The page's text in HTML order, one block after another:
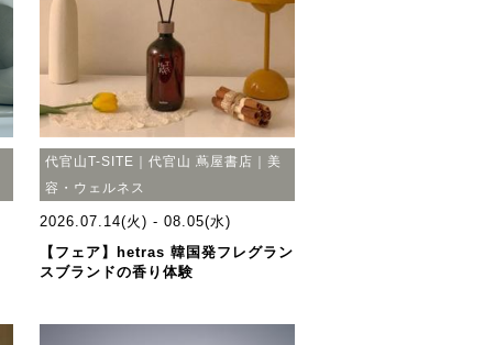
代官山T-SITE｜代官山 蔦屋書店｜美
容・ウェルネス
2026.07.14(火) - 08.05(水)
【フェア】hetras 韓国発フレグラン
スブランドの香り体験